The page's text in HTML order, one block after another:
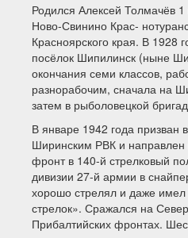
Родился Алексей Толмачёв
Ново-Свинино Крас-
Красноярского края. В 1928
посёлок Шипилинск (ныне
окончания семи классов,
разнорабочим, сначала на
затем в рыболовецкой
В январе 1942 года
Ширинским РВК и
фронт в 140-й стрелковый
дивизии 27-й армии в
хорошо стрелял и даже
стрелок». Сражался на
Прибалтийских фронтах.